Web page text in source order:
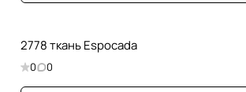
2778 ткань Espocada
0 0